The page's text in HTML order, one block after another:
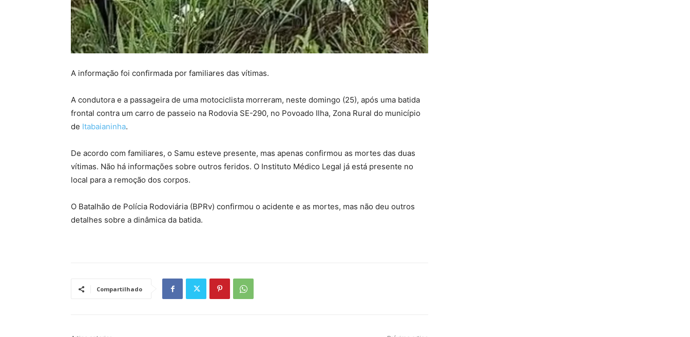
A informação foi confirmada por familiares das vítimas.
A condutora e a passageira de uma motociclista morreram, neste domingo (25), após uma batida
frontal contra um carro de passeio na Rodovia SE-290, no Povoado Ilha, Zona Rural do município
de Itabaianinha.
De acordo com familiares, o Samu esteve presente, mas apenas confirmou as mortes das duas
vítimas. Não há informações sobre outros feridos. O Instituto Médico Legal já está presente no
local para a remoção dos corpos.
O Batalhão de Polícia Rodoviária (BPRv) confirmou o acidente e as mortes, mas não deu outros
detalhes sobre a dinâmica da batida.
Compartilhado